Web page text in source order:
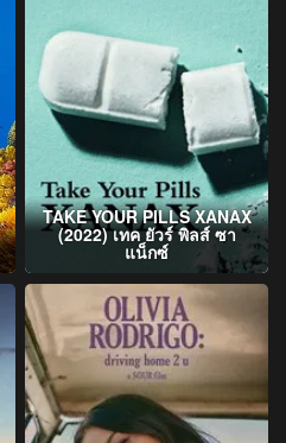
TAKE YOUR PILLS XANAX
(2022) เทค ยัวร์ พิลส์ ซา
แน็กซ์